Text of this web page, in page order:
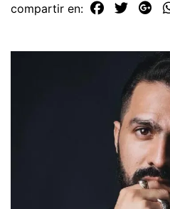
compartir en: